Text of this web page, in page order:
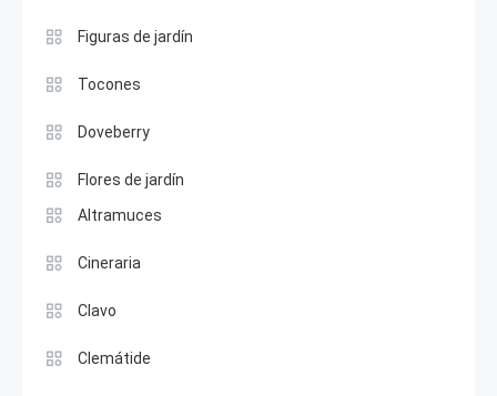
Figuras de jardín
Tocones
Doveberry
Flores de jardín
Altramuces
Cineraria
Clavo
Clemátide